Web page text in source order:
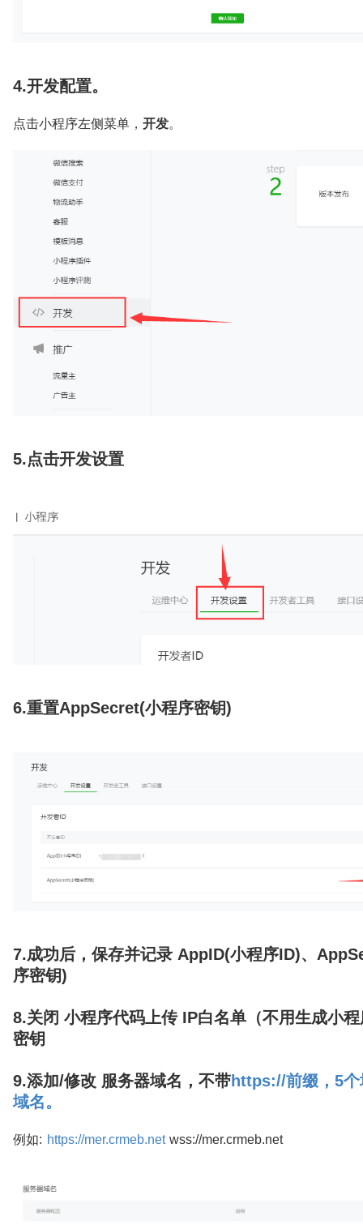
4.开发配置。
点击小程序左侧菜单， 开发。
5.点击开发设置
6.重置AppSecret(小程序密钥)
7.成功后，保存并记录 AppID(小程序ID)、
序密钥)
8.关闭 小程序代码上传 IP白名单（不用生成小
密钥
9.添加/修改 服务器域名，不带https://前缀，5
域名。
例如: https://mer.crmeb.netwss://mer.crmeb.net